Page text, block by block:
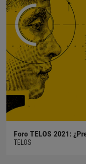
Foro TELOS 2021:
TELOS